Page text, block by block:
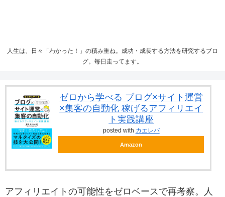
人生は、日々「わかった！」の積み重ね。成功・成長する方法を研究するブロ
グ。毎日走ってます。
ゼロから学べる ブログ×サイト運営
×集客の自動化 稼げるアフィリエイ
ト実践講座
posted with カエレバ
Amazon
アフィリエイトの可能性をゼロベースで再考察。人